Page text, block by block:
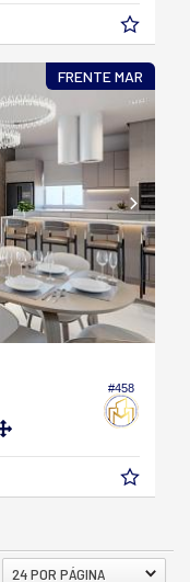
FRENTE MAR
#458
24 POR PÁGINA